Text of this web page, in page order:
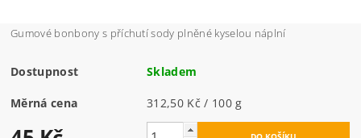
Gumové bonbony s příchutí sody plněné kyselou náplní
Dostupnost Skladem
Měrná cena 312,50 Kč / 100 g